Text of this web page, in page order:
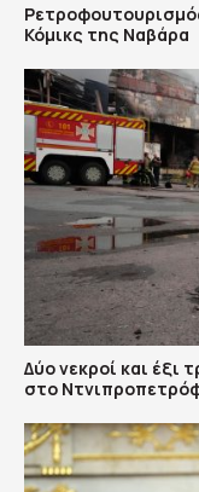
Κόμικς της Ναβάρα
Δύο νεκροί και έξι
στο